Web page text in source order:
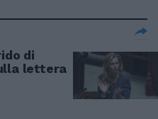
di
lettera